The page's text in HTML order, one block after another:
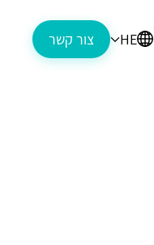
HE צור קשר